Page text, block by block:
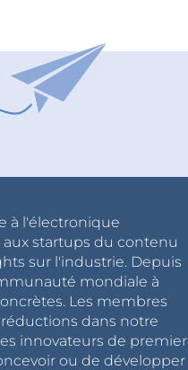
à l'électronique
startups du contenu
sur l'industrie. Depuis
mondiale à
Les membres
dans notre
innovateurs de premier
ou de développer